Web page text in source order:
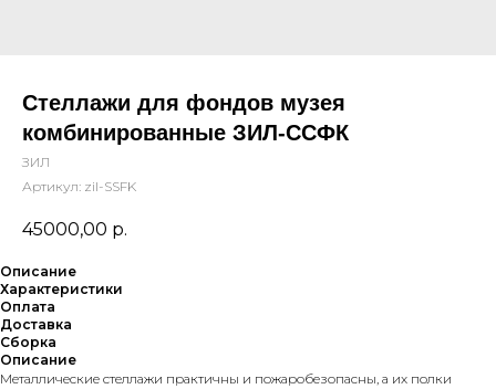
Стеллажи для фондов музея
комбинированные ЗИЛ-ССФК
ЗИЛ
Артикул: zil-SSFK
45000,00 р.
Описание
Характеристики
Оплата
Доставка
Сборка
Описание
Металлические стеллажи практичны и пожаробезопасны, а их полки